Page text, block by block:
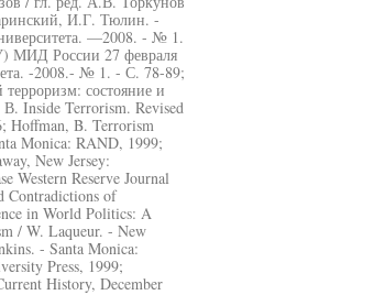
И.Г. Тюлин. -
—2008. - № 1.
МИД России 27 февраля
-2008.- № 1. - С. 78-89;
состояние и
Inside Terrorism. Revised
Hoffman, B. Terrorism
Monica: RAND, 1999;
New Jersey:
Western Reserve Journal
Contradictions of
in World Politics: A
/ W. Laqueur. - New
- Santa Monica:
Press, 1999;
History, December